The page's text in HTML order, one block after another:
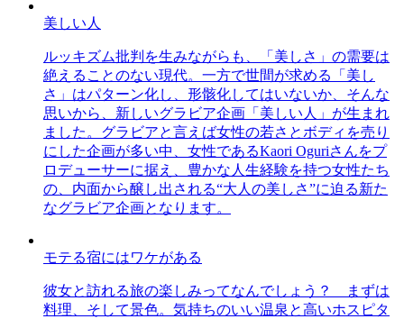
美しい人
ルッキズム批判を生みながらも、「美しさ」の需要は
絶えることのない現代。一方で世間が求める「美し
さ」はパターン化し、形骸化してはいないか、そんな
思いから、新しいグラビア企画「美しい人」が生まれ
ました。グラビアと言えば女性の若さとボディを売り
にした企画が多い中、女性であるKaori Oguriさんをプ
ロデューサーに据え、豊かな人生経験を持つ女性たち
の、内面から醸し出される“大人の美しさ”に迫る新た
なグラビア企画となります。
モテる宿にはワケがある
彼女と訪れる旅の楽しみってなんでしょう？ まずは
料理、そして景色。気持ちのいい温泉と高いホスピタ